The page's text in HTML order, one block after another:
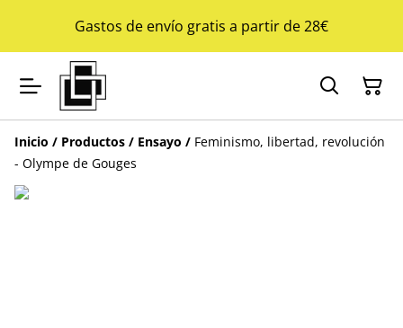
Gastos de envío gratis a partir de 28€
Inicio / Productos / Ensayo / Feminismo, libertad, revolución
- Olympe de Gouges